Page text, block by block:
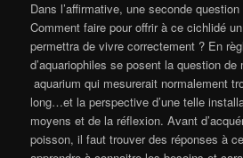
Dans l’affirmative, une seconde
Comment faire pour offrir à ce cichlidé
permettra de vivre correctement ? En
d’aquariophiles se posent la question
aquarium qui mesurerait normalement
long…et la perspective d’une telle
moyens et de la réflexion. Avant
poisson, il faut trouver des réponses à